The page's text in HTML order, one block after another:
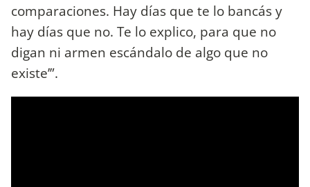
comparaciones. Hay días que te lo bancás y
hay días que no. Te lo explico, para que no
digan ni armen escándalo de algo que no
existe’”.